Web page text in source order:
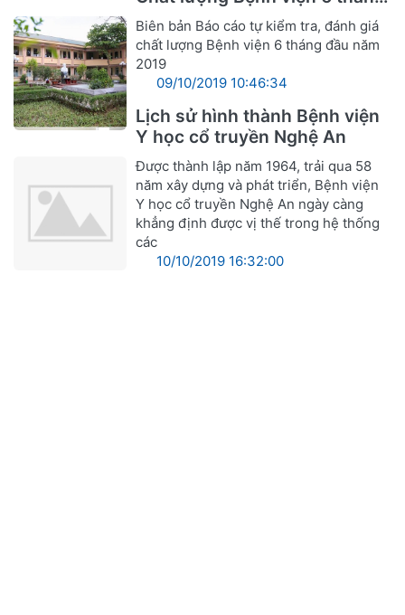
đầu năm 2019
Biên bản Báo cáo tự kiểm tra, đánh giá
chất lượng Bệnh viện 6 tháng đầu năm
2019
09/10/2019 10:46:34
Lịch sử hình thành Bệnh viện
Y học cổ truyền Nghệ An
Được thành lập năm 1964, trải qua 58
năm xây dựng và phát triển, Bệnh viện
Y học cổ truyền Nghệ An ngày càng
khẳng định được vị thế trong hệ thống
các
10/10/2019 16:32:00